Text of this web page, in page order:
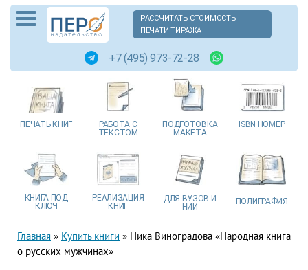
РАССЧИТАТЬ СТОИМОСТЬ
ПЕЧАТИ ТИРАЖА
+7 (495) 973-72-28
ПЕЧАТЬ КНИГ РАБОТА С
ТЕКСТОМ
ПОДГОТОВКА
МАКЕТА
ISBN НОМЕР
КНИГА ПОД
КЛЮЧ
РЕАЛИЗАЦИЯ
КНИГ
ДЛЯ ВУЗОВ И
НИИ
ПОЛИГРАФИЯ
Главная » Купить книги » Ника Виноградова «Народная книга
о русских мужчинах»